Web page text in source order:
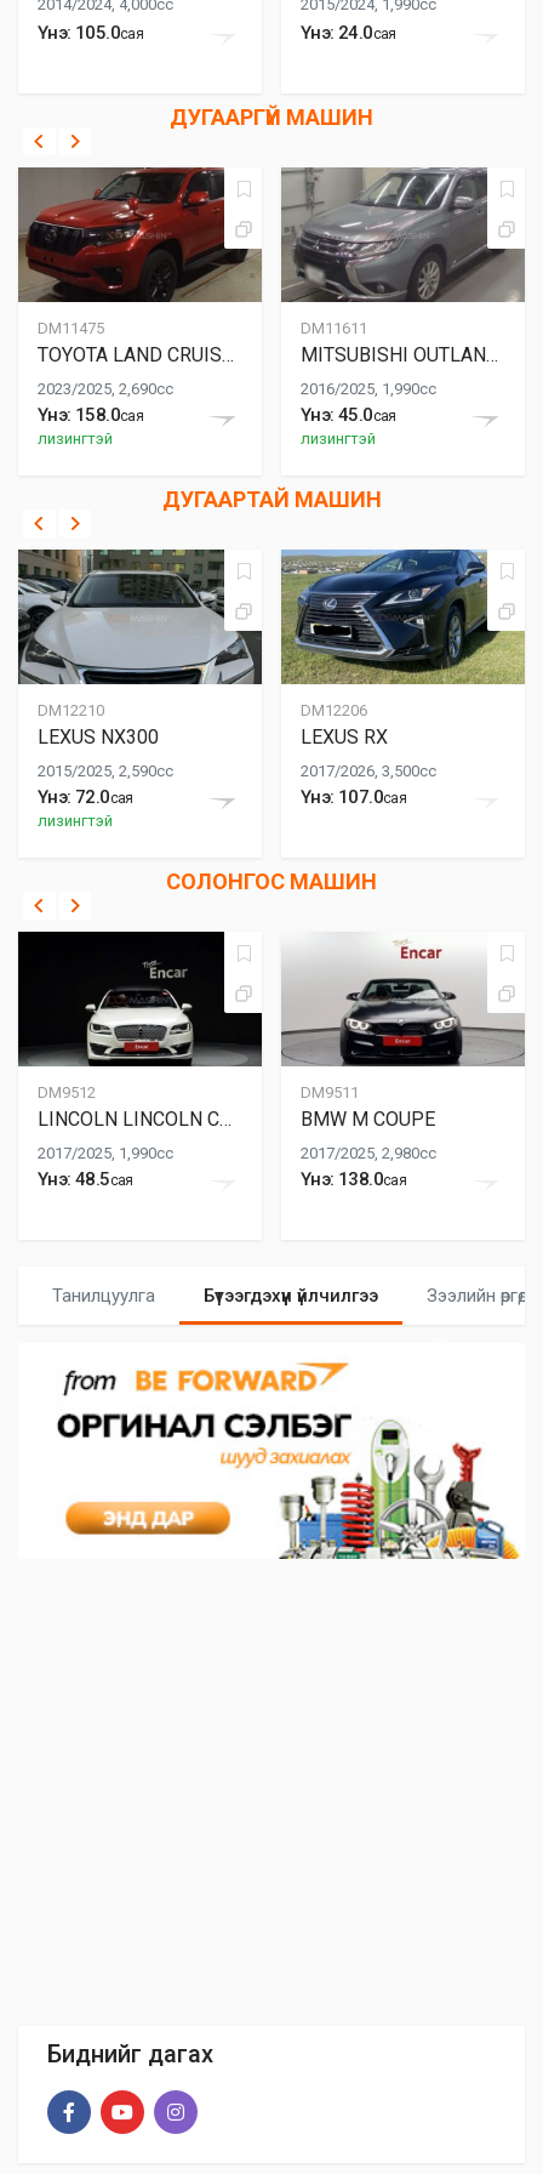
2014/2024, 4,000cc
Үнэ: 105.0сая
2015/2024, 1,990cc
Үнэ: 24.0сая
ДУГААРГҮЙ МАШИН
DM11475
TOYOTA LAND CRUISER PRADO 150
2023/2025, 2,690cc
Үнэ: 158.0сая
лизингтэй
DM11611
MITSUBISHI OUTLANDER PHEV
2016/2025, 1,990cc
Үнэ: 45.0сая
лизингтэй
ДУГААРТАЙ МАШИН
DM12210
LEXUS NX300
2015/2025, 2,590cc
Үнэ: 72.0сая
лизингтэй
DM12206
LEXUS RX
2017/2026, 3,500cc
Үнэ: 107.0сая
СОЛОНГОС МАШИН
DM9512
LINCOLN LINCOLN CONTINENTAL
2017/2025, 1,990cc
Үнэ: 48.5сая
DM9511
BMW M COUPE
2017/2025, 2,980cc
Үнэ: 138.0сая
Танилцуулга Бүтээгдэхүүн үйлчилгээ Зээлийн өргөдөл
Биднийг дагах